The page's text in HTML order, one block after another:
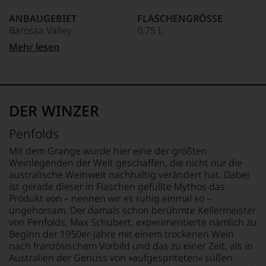
um
zu
unterstreichen,
auf
Niveau
unsere
Weinselektion
bewegt.
Das
aber
genügt
uns
nicht
mehr.
Wir
haben
festgestellt,
dass
manch
eine
in
eine
ganz
andere
er
am
Berklee
of
Music
Jazz
Komposition
und
Gitarre.
Ein
Job
bei
Putnam
Unter 70 Punkte:
das
Thema
Wein
mit
auch
Spirituosen
werden
behandelt
und
besprochen.
Daneben
gibt
es
einen
Weinführer
und
selbstverständlich
auch
Weinbewertungen.
ANBAUGEBIET
Barossa Valley
APPELLATION
REBSORTEN
4% Cabernet Sauvignon
TRINKTEMPERATUR
18 °C
ALKOHOLGEHALT
14,5 % Vol.
RESTSÜSSE
0,8 g/L
SÄUREGEHALT
6,8 g/L
FLASCHENGRÖSSE
0,75 L
Ø NÄHRWERTE PRO 100G
davon gesättigte
Fettsäuren: 0 g
KOHLENHYDRATE
0 g
davon Zucker: 0 g
EIWEISS
0 g
SALZ
0 g
Mehr lesen
DER WINZER
Penfolds
Mit dem Grange wurde hier eine der größten
Weinlegenden der Welt geschaffen, die nicht nur die
australische Weinwelt nachhaltig verändert hat. Dabei
ist gerade dieser in Flaschen gefüllte Mythos das
Produkt von – nennen wir es ruhig einmal so –
ungehorsam. Der damals schon berühmte Kellermeister
von Penfolds, Max Schubert, experimentierte nämlich zu
Beginn der 1950er-Jahre mit einem trockenen Wein
nach französischem Vorbild und das zu einer Zeit, als in
Australien der Genuss von »aufgespriteten« süßen